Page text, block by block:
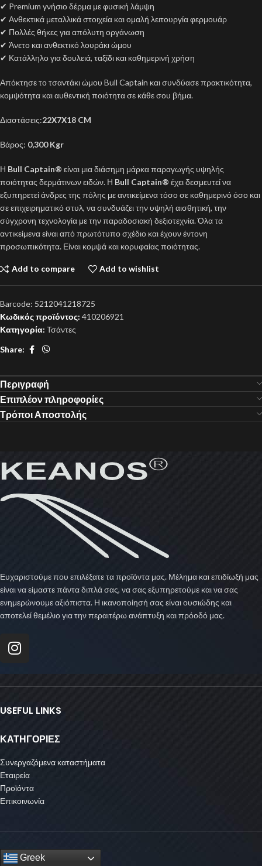
✔ Premium γνήσιο δέρμα με φυσική λάμψη
✔ Ανθεκτικά μεταλλικά στοιχεία και ομαλή λειτουργία φερμουάρ
✔ Πολλές θήκες για απόλυτη οργάνωση
✔ Άνετο και ανθεκτικό λουράκι ώμου
✔ Κατάλληλο για δουλειά, ταξίδι και καθημερινή χρήση
Απόκτησε το τσαντάκι ώμου Bull Captain και συνδύασε πρακτικότητα,
κομψότητα και αυθεντική ποιότητα σε κάθε σου βήμα.
Διαστάσεις:22Χ7Χ18 CM
Βάρος: 0,300 Kgr
Η Bull Captain® είναι μια διάσημη μάρκα παραγωγής υψηλής
ποιότητας δερμάτινων ειδών. Η Bull Captain® έχει δεσμευτεί να
εξυπηρετεί άνδρες της πόλης με αντικείμενα τόσο σε καθημερινό όσο και
σε επιχειρηματικό στυλ, να συνδυάζει την υψηλή αισθητική, την
σύγχρονη τεχνολογία με την παραδοσιακή δεξιοτεχνία. Όλα τα
αντικείμενα είναι από πρωτότυπο σχέδιο και έχουν έντονη
προσωπικότητα. Είναι κομψά και κορυφαίας ποιότητας.
Add to compare Add to wishlist
Barcode: 5212041218725
Κωδικός προϊόντος: 410206921
Κατηγορία: Τσάντες
Share:
Περιγραφή
Επιπλέον πληροφορίες
Τρόποι Αποστολής
Ευχαριστούμε που επιλέξατε τα προϊόντα μας. Μέλημα και επιδίωξή μας
είναι να είμαστε πάντα διπλά σας, να σας εξυπηρετούμε και να σας
ενημερώνουμε αξιόπιστα. Η ικανοποίησή σας είναι ουσιώδης και
αποτελεί θεμέλιο για την περαιτέρω ανάπτυξη και πρόοδό μας.
USEFUL LINKS
ΚΑΤΗΓΟΡΙΕΣ
Συνεργαζόμενα καταστήματα
Εταιρεία
Προϊόντα
Επικοινωνία
Greek